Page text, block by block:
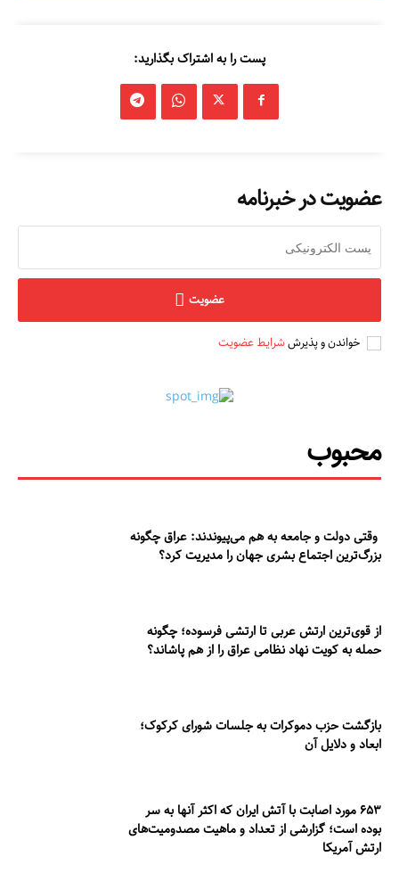
پست را به اشتراک بگذارید:
عضویت در خبرنامه
عضویت
خواندن و پذیرششرایط عضویت
محبوب
وقتی دولت و جامعه به هم می‌پیوندند: عراق چگونه
بزرگ‌ترین اجتماع بشری جهان را مدیریت کرد؟
از قوی‌ترین ارتش عربی تا ارتشی فرسوده؛ چگونه
حمله به کویت نهاد نظامی عراق را از هم پاشاند؟
بازگشت حزب دموکرات به جلسات شورای کرکوک؛
ابعاد و دلایل آن
۶۵۳ مورد اصابت با آتش ایران که اکثر آنها به سر
بوده است؛ گزارشی از تعداد و ماهیت مصدومیت‌های
ارتش آمریکا